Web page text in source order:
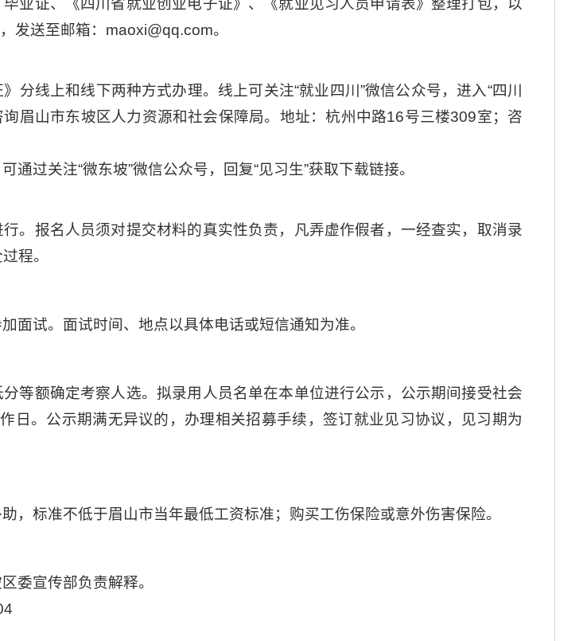
业证、《四川省就业创业电子证》、《就业见习人员申请表》整理打包，以
发送至邮箱：maoxi@qq.com。
分线上和线下两种方式办理。线上可关注“就业四川”微信公众号，进入“四川
眉山市东坡区人力资源和社会保障局。地址：杭州中路16号三楼309室；咨
通过关注“微东坡”微信公众号，回复“见习生”获取下载链接。
。报名人员须对提交材料的真实性负责，凡弄虚作假者，一经查实，取消录
程。
面试。面试时间、地点以具体电话或短信通知为准。
等额确定考察人选。拟录用人员名单在本单位进行公示，公示期间接受社会
日。公示期满无异议的，办理相关招募手续，签订就业见习协议，见习期为
，标准不低于眉山市当年最低工资标准；购买工伤保险或意外伤害保险。
委宣传部负责解释。